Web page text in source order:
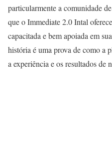
particularmente a comunidade
que o Immediate 2.0 Intal
capacitada e bem apoiada em
história é uma prova de como a
a experiência e os resultados de